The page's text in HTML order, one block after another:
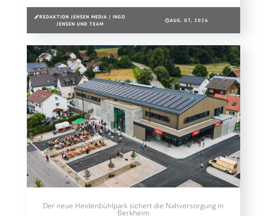
REDAKTION JENSEN MEDIA | INGO
JENSEN UND TEAM
AUG. 07, 2026
Der neue Heidenbühlpark sichert die Nahversorgung in
Berkheim